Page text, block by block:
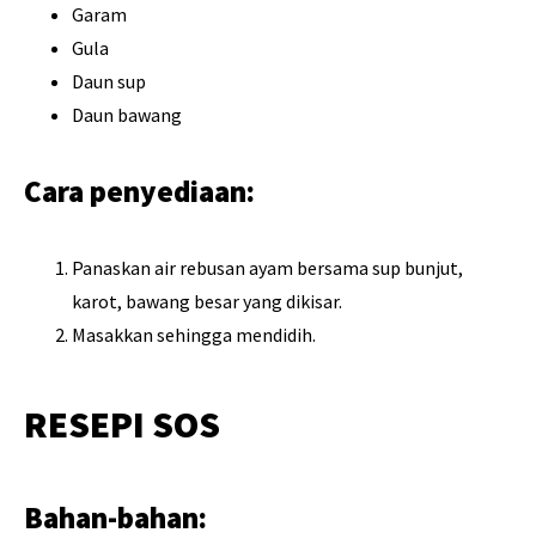
Garam
Gula
Daun sup
Daun bawang
Cara penyediaan:
Panaskan air rebusan ayam bersama sup bunjut,
karot, bawang besar yang dikisar.
Masakkan sehingga mendidih.
RESEPI SOS
Bahan-bahan: